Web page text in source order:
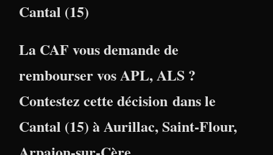
Cantal (15)
La CAF vous demande de
rembourser vos APL, ALS ?
Contestez cette décision dans le
Cantal (15) àAurillac,Saint-Flour,